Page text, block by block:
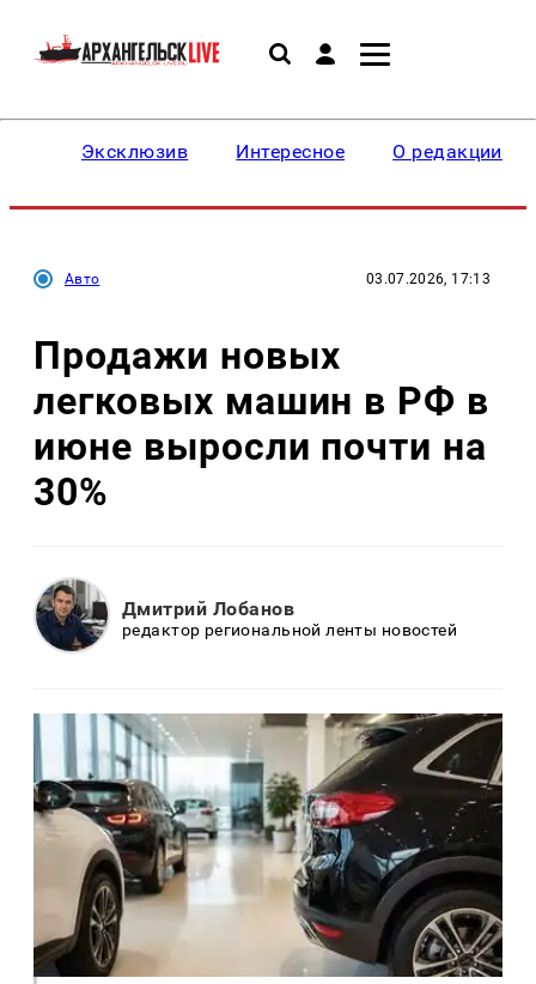
Эксклюзив Интересное О редакции
Авто 03.07.2026, 17:13
Продажи новых
легковых машин в РФ в
июне выросли почти на
30%
Дмитрий Лобанов
редактор региональной ленты новостей